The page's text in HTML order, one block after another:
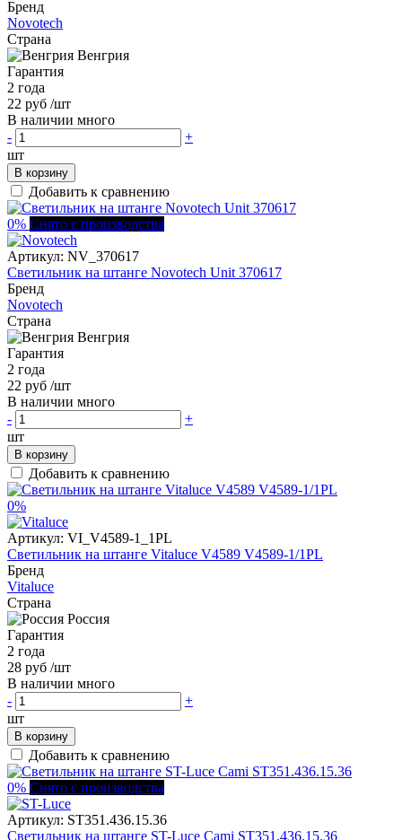
Бренд
Novotech
Страна
Венгрия
Гарантия
2 года
22 руб /шт
В наличии много
-
+
шт
В корзину
Добавить к сравнению
0% Снято с производства
Артикул: NV_370617
Светильник на штанге Novotech Unit 370617
Бренд
Novotech
Страна
Венгрия
Гарантия
2 года
22 руб /шт
В наличии много
-
+
шт
В корзину
Добавить к сравнению
0%
Артикул: VI_V4589-1_1PL
Светильник на штанге Vitaluce V4589 V4589-1/1PL
Бренд
Vitaluce
Страна
Россия
Гарантия
2 года
28 руб /шт
В наличии много
-
+
шт
В корзину
Добавить к сравнению
0% Снято с производства
Артикул: ST351.436.15.36
Светильник на штанге ST-Luce Cami ST351.436.15.36